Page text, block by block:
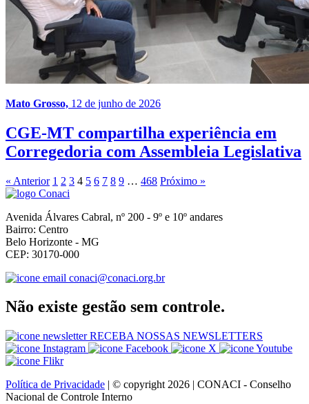
Mato Grosso, 12 de junho de 2026
CGE-MT compartilha experiência em
Corregedoria com Assembleia Legislativa
« Anterior 1 2 3 4 5 6 7 8 9 … 468 Próximo »
Avenida Álvares Cabral, nº 200 - 9º e 10º andares
Bairro: Centro
Belo Horizonte - MG
CEP: 30170-000
conaci@conaci.org.br
Não existe gestão sem controle.
RECEBA NOSSAS NEWSLETTERS
Política de Privacidade | © copyright 2026 | CONACI - Conselho
Nacional de Controle Interno